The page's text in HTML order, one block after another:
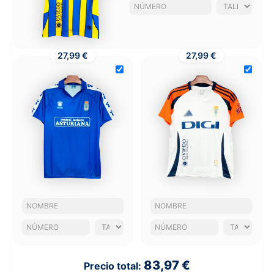
27,99 € 27,99 €
Precio total: 83,97 €